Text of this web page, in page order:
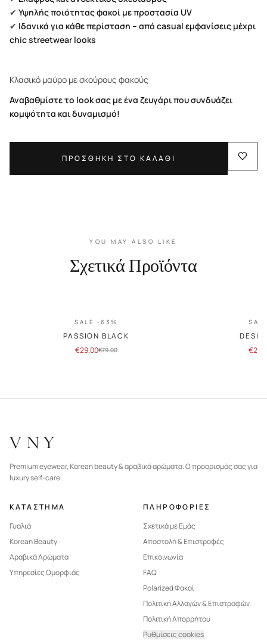
✔ Υψηλής ποιότητας φακοί με προστασία UV
✔ Ιδανικά για κάθε περίσταση – από casual εμφανίσεις μέχρι
chic streetwear looks
Κλασικό μαύρο με σκούρους φακούς
Αναβαθμίστε το look σας με ένα ζευγάρι που συνδυάζει
κομψότητα και δυναμισμό!
ΠΡΟΣΘΗΚΗ ΣΤΟ ΚΑΛΑΘΙ
YOU MAY ALSO LIKE
Σχετικά Προϊόντα
SALE -63%
PASSION BLACK
€29.00€79.00
€
VNY
Premium eyewear, Korean beauty & αραβικά αρώματα. Ο προορισμός σας για
luxury self-care.
ΚΑΤΑΣΤΗΜΑ
Γυαλιά
Korean Beauty
Αραβικά Αρώματα
Υπηρεσίες Ομορφιάς
ΠΛΗΡΟΦΟΡΙΕΣ
Σχετικά με Εμάς
Αποστολή & Επιστροφές
Επικοινωνία
FAQ
Polarized Φακοί
Πολιτική Αλλαγών & Επιστροφών
Πολιτική Απορρήτου
Ρυθμίσεις cookies